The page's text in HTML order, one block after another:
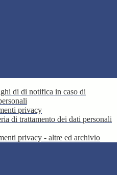
di di notifica in caso di
privacy
di trattamento dei dati personali
privacy - altre ed archivio